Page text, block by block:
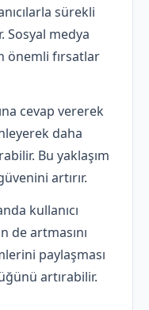
sürekli
Sosyal medya
önemli fırsatlar
cevap vererek
daha
Bu yaklaşım
artırır.
kullanıcı
de artmasını
paylaşması
artırabilir.